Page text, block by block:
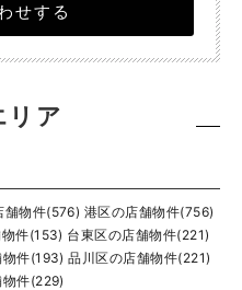
せする
リア
舗物件(576) 港区の店舗物件(756)
件(153) 台東区の店舗物件(221)
件(193) 品川区の店舗物件(221)
件(229)